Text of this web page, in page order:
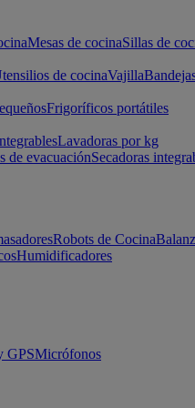
Mesas de cocinaSillas de
de cocinaVajilla
Frigoríficos portátiles
Lavadoras por kg
de evacuaciónSecadoras
Robots de Cocina
Humidificadores
GPSMicrófonos